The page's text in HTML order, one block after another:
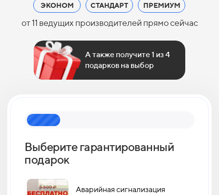
ЭКОНОМ СТАНДАРТ ПРЕМИУМ
от 11 ведущих производителей прямо сейчас
А также получите 1 из 4
подарков на выбор
Выберите гарантированный
подарок
Аварийная сигнализация